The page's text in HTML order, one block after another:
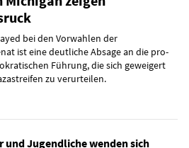
bei den Vorwahlen der
ist eine deutliche Absage an die pro-
Führung, die sich geweigert
zu verurteilen.
und Jugendliche wenden sich